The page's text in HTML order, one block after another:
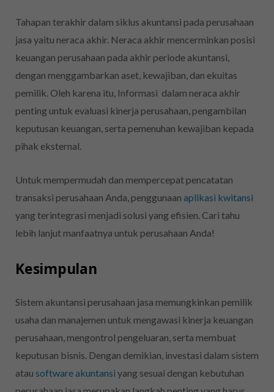
Tahapan terakhir dalam siklus akuntansi pada perusahaan
jasa yaitu neraca akhir. Neraca akhir mencerminkan posisi
keuangan perusahaan pada akhir periode akuntansi,
dengan menggambarkan aset, kewajiban, dan ekuitas
pemilik. Oleh karena itu, Informasi dalam neraca akhir
penting untuk evaluasi kinerja perusahaan, pengambilan
keputusan keuangan, serta pemenuhan kewajiban kepada
pihak eksternal.
Untuk mempermudah dan mempercepat pencatatan
transaksi perusahaan Anda, penggunaan aplikasi kwitansi
yang terintegrasi menjadi solusi yang efisien. Cari tahu
lebih lanjut manfaatnya untuk perusahaan Anda!
Kesimpulan
Sistem akuntansi perusahaan jasa memungkinkan pemilik
usaha dan manajemen untuk mengawasi kinerja keuangan
perusahaan, mengontrol pengeluaran, serta membuat
keputusan bisnis. Dengan demikian, investasi dalam sistem
atau software akuntansi yang sesuai dengan kebutuhan